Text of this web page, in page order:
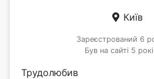
Київ
Зареєстрований 6
Був на сайті 5
Трудолюбив